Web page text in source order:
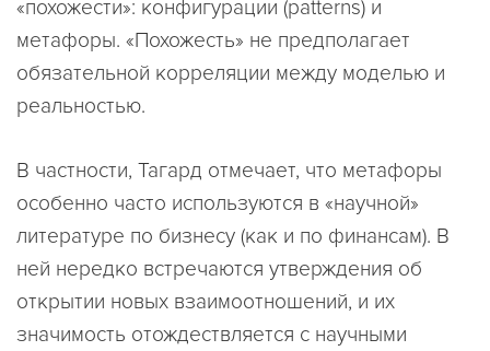
«похожести»: конфигурации (patterns) и
метафоры. «Похожесть» не предполагает
обязательной корреляции между моделью и
реальностью.
В частности, Тагард отмечает, что метафоры
особенно часто используются в «научной»
литературе по бизнесу (как и по финансам). В
ней нередко встречаются утверждения об
открытии новых взаимоотношений, и их
значимость отождествляется с научными